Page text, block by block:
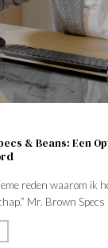
& Beans: Een
reden waarom ik
Mr. Brown Specs